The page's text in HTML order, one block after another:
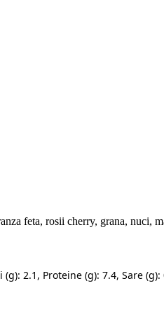
feta, rosii cherry, grana, nuci,
2.1, Proteine (g): 7.4, Sare (g):